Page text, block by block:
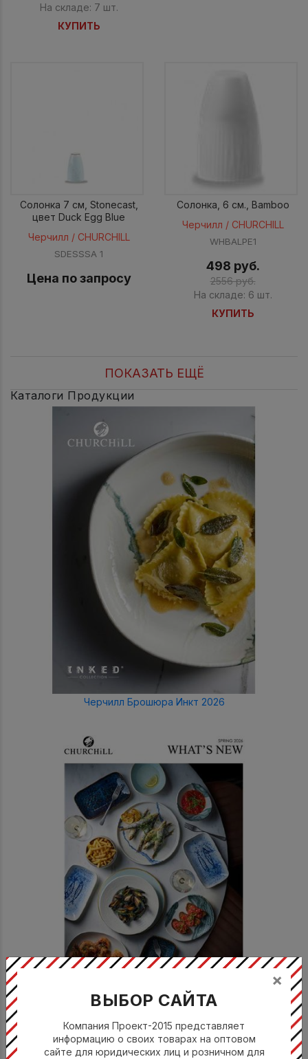
На складе: 7 шт.
КУПИТЬ
Солонка 7 см, Stonecast,
цвет Duck Egg Blue
Черчилл / CHURCHILL
SDESSSA 1
Цена по запросу
Солонка, 6 см., Bamboo
Черчилл / CHURCHILL
WHBALPE1
498 руб.
2556 руб.
На складе: 6 шт.
КУПИТЬ
ПОКАЗАТЬ ЕЩЁ
Каталоги Продукции
Черчилл Брошюра Инкт 2026
×
ВЫБОР САЙТА
Компания Проект-2015 представляет
информацию о своих товарах на оптовом
сайте для юридических лиц и розничном для